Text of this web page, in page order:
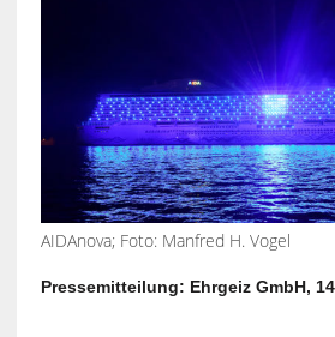
AIDAnova; Foto: Manfred H. Vogel
Pressemitteilung: Ehrgeiz GmbH,